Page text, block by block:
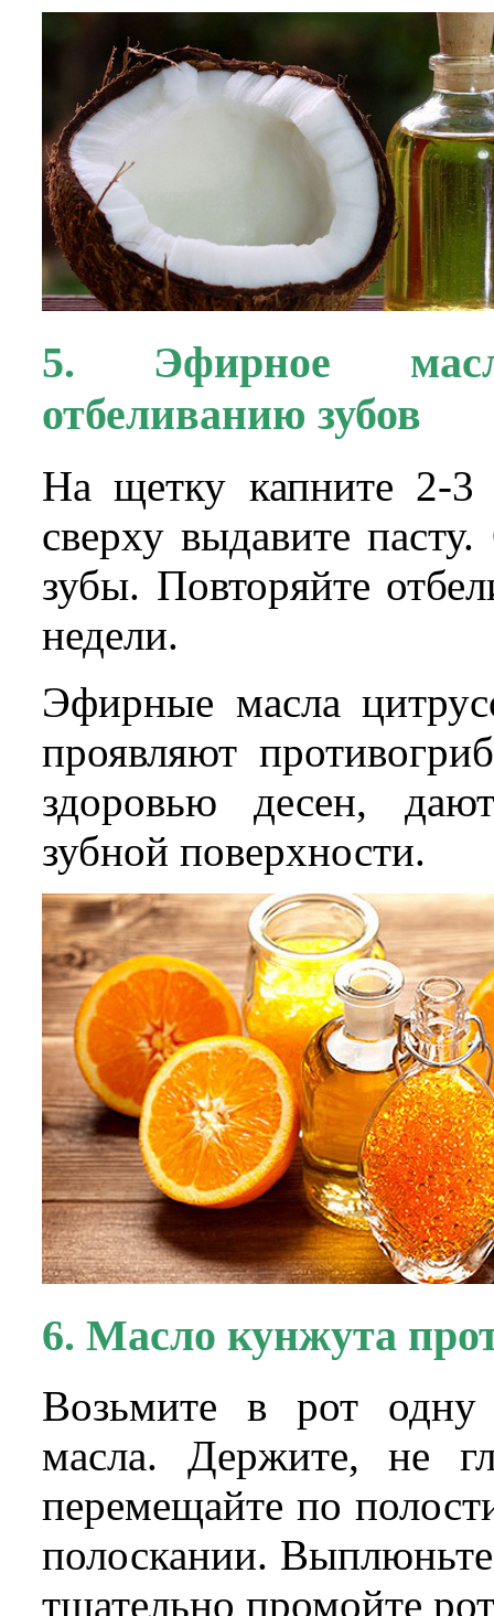
5. Эфирное
отбеливанию зубов
На щетку капните 2-3
сверху выдавите
зубы. Повторяйте
недели.
Эфирные масла
проявляют
здоровью десен,
зубной поверхности.
6. Масло кунжута
Возьмите в рот одну
масла. Держите, не
перемещайте по
полоскании.
тщательно промойте